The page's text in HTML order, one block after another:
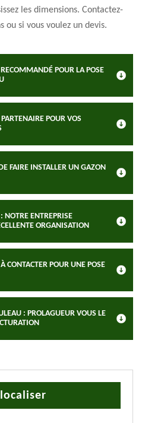
les dimensions. Contactez-
ou si vous voulez un devis.
POUR LA POSE
POUR VOS
FAIRE INSTALLER UN GAZON
NOTRE ENTREPRISE
ORGANISATION
CONTACTER POUR UNE POSE
: PROLAGUEUR VOUS LE